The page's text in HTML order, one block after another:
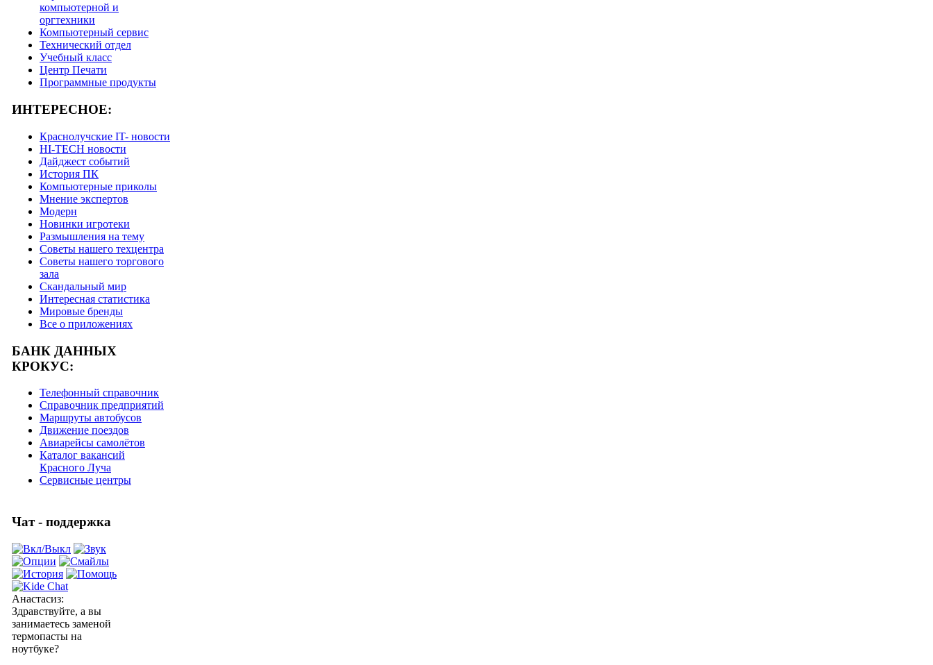
компьютерной и
оргтехники
Компьютерный сервис
Технический отдел
Учебный класс
Центр Печати
Программные продукты
ИНТЕРЕСНОЕ:
Краснолучские IT- новости
HI-TECH новости
Дайджест событий
История ПК
Компьютерные приколы
Мнение экспертов
Модерн
Новинки игротеки
Размышления на тему
Советы нашего техцентра
Советы нашего торгового
зала
Скандальный мир
Интересная статистика
Мировые бренды
Все о приложениях
БАНК ДАННЫХ
КРОКУС:
Телефонный справочник
Справочник предприятий
Маршруты автобусов
Движение поездов
Авиарейсы самолётов
Каталог вакансий
Красного Луча
Сервисные центры
Чат - поддержка
Анастасиз:
Здравствуйте, а вы
занимаетесь заменой
термопасты на
ноутбуке?